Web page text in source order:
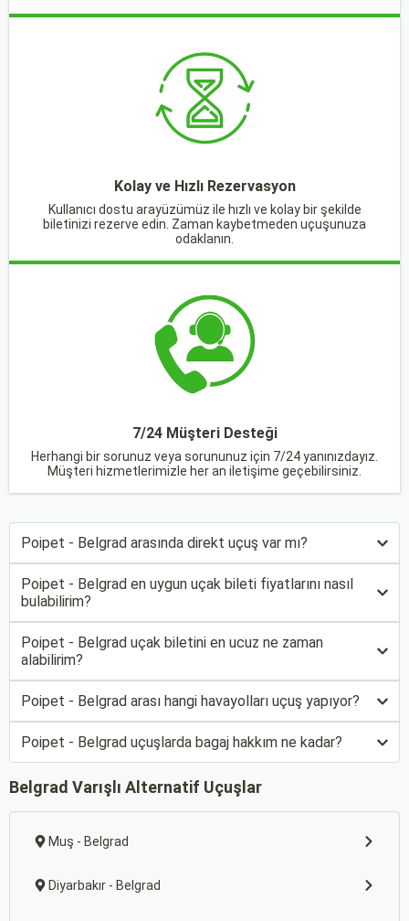
Kolay ve Hızlı Rezervasyon
Kullanıcı dostu arayüzümüz ile hızlı ve kolay bir şekilde
biletinizi rezerve edin. Zaman kaybetmeden uçuşunuza
odaklanın.
7/24 Müşteri Desteği
Herhangi bir sorunuz veya sorununuz için 7/24 yanınızdayız.
Müşteri hizmetlerimizle her an iletişime geçebilirsiniz.
Poipet - Belgrad arasında direkt uçuş var mı?
Poipet - Belgrad en uygun uçak bileti fiyatlarını nasıl
bulabilirim?
Poipet - Belgrad uçak biletini en ucuz ne zaman
alabilirim?
Poipet - Belgrad arası hangi havayolları uçuş yapıyor?
Poipet - Belgrad uçuşlarda bagaj hakkım ne kadar?
Belgrad Varışlı Alternatif Uçuşlar
Muş - Belgrad
Diyarbakır - Belgrad